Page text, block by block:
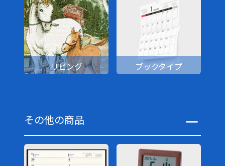
リビング ブックタイプ
その他の商品